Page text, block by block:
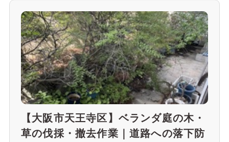
【大阪市天王寺区】ベランダ庭の木・
草の伐採・撤去作業｜道路への落下防